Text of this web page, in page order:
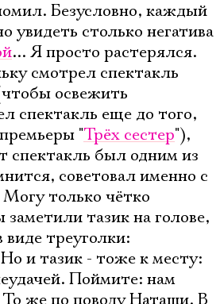
Безусловно, каждый
увидеть столько негатива
... Я просто растерялся.
смотрел спектакль
освежить
спектакль еще до того,
"Трёх сестер"),
спектакль был одним из
советовал именно с
только чётко
тазик на голове,
треуголки:
и тазик - тоже к месту:
Поймите: нам